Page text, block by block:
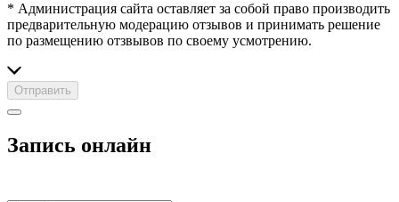
* Администрация сайта оставляет за собой право производить
предварительную модерацию отзывов и принимать решение
по размещению отзвывов по своему усмотрению.
Отправить
Запись онлайн